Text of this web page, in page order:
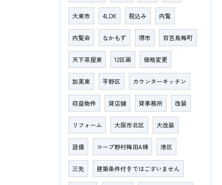
大東市 4LDK 税込み 内覧
内覧会 なかもず 堺市 百舌鳥梅町
天下茶屋東 12区画 価格変更
加美東 平野区 カウンターキッチン
収益物件 貸店舗 貸事務所 改装
リフォーム 大阪市北区 大改装
設備 コープ野村梅田A棟 港区
三先 建築条件付きではございません